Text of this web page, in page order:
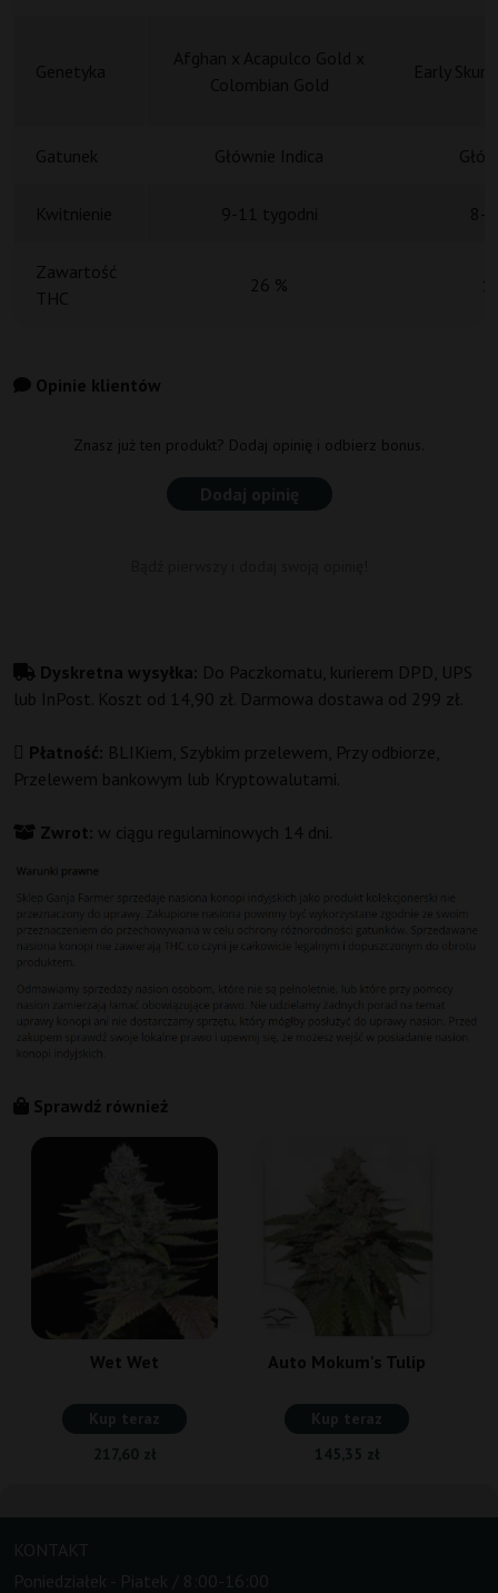
Gatunek Głównie Indica
Zawartość
THC
26 %
Opinie klientów
Znasz już ten produkt? Dodaj opinię i odbierz bonus.
Dodaj opinię
Dyskretna wysyłka: Do Paczkomatu, kurierem DPD, UPS
lub InPost. Koszt od 14,90 zł. Darmowa dostawa od 299 zł.
Płatność: BLIKiem, Szybkim przelewem, Przy odbiorze,
Przelewem bankowym lub Kryptowalutami.
Zwrot: w ciągu regulaminowych 14 dni.
Sprawdź również
Wet Wet
Kup teraz
217,60 zł
Auto Mokum's Tulip
Kup teraz
145,35 zł
KONTAKT
Poniedziałek - Piatek / 8:00-16:00